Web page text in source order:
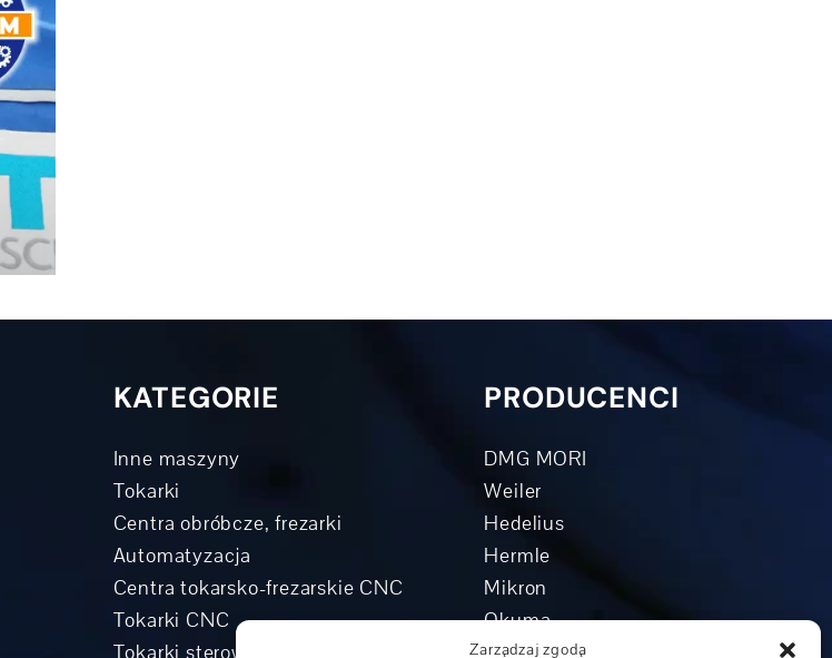
Zarządzaj zgodą
KATEGORIE
Inne maszyny
Tokarki
Centra obróbcze, frezarki
Automatyzacja
Centra tokarsko-frezarskie CNC
Tokarki CNC
Tokarki sterowane rowerowe
PRODUCENCI
DMG MORI
Weiler
Hedelius
Hermle
Mikron
Okuma
Boehringer